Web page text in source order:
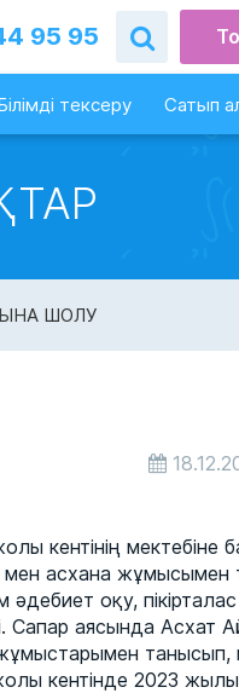
95 95
тексеру Сатып
ШОЛУ
кентінің мектебіне
мен асхана жұмысымен
оқу,
Сапар аясында Асхат
танысып,
кентінде 2023